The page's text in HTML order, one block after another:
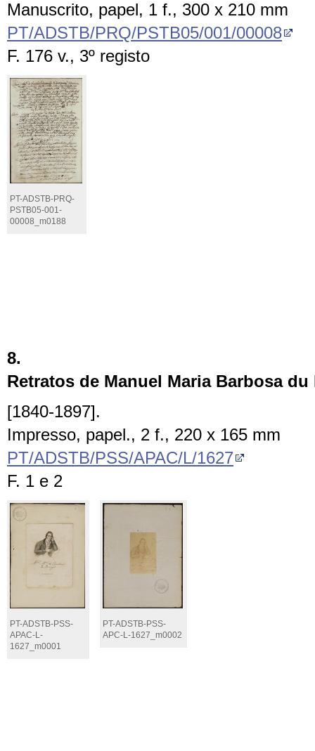
Manuscrito, papel, 1 f., 300 x 210 mm
PT/ADSTB/PRQ/PSTB05/001/00008
F. 176 v., 3º registo
PT-ADSTB-PRQ-
PSTB05-001-
00008_m0188
8.
Retratos de Manuel Maria Barbosa du
[1840-1897].
Impresso, papel., 2 f., 220 x 165 mm
PT/ADSTB/PSS/APAC/L/1627
F. 1 e 2
PT-ADSTB-PSS-
APAC-L-
1627_m0001
PT-ADSTB-PSS-
APC-L-1627_m0002